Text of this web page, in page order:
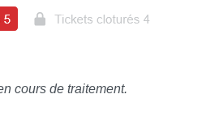
cours de traitement.